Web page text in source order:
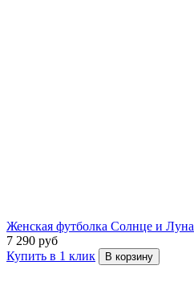
Женская футболка Солнце и Луна
7 290 руб
Купить в 1 клик
В корзину